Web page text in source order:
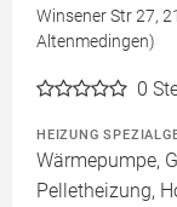
Winsener Str 27,
Altenmedingen)
0
HEIZUNG
Wärmepumpe,
Pelletheizung,